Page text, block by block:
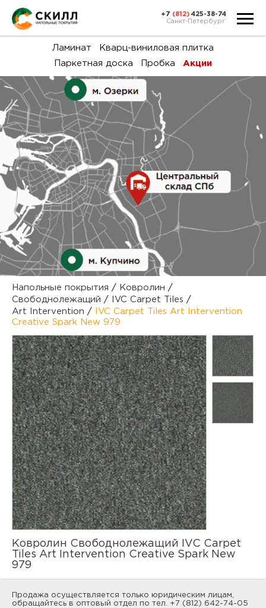
и
+7 (812) 425-38-74
Санкт-Петербург
Ламинат
Кварц-виниловая плитка
Паркетная доска
Пробка Акции
Напольные покрытия / Ковролин /
Свободнолежащий / IVC Carpet Tiles /
Art Intervention /
IVC Carpet Tiles Art Intervention
Creative Spark New 979
Ковролин Свободнолежащий IVC Carpet
Tiles Art Intervention Creative Spark New
979
Продажа осуществляется только юридическим лицам,
обращайтесь в оптовый отдел по тел. +7 (812) 642-74-05